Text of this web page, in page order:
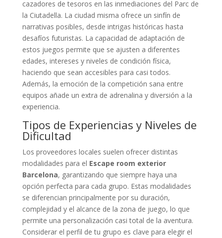
cazadores de tesoros en las inmediaciones del Parc de
la Ciutadella. La ciudad misma ofrece un sinfín de
narrativas posibles, desde intrigas históricas hasta
desafíos futuristas. La capacidad de adaptación de
estos juegos permite que se ajusten a diferentes
edades, intereses y niveles de condición física,
haciendo que sean accesibles para casi todos.
Además, la emoción de la competición sana entre
equipos añade un extra de adrenalina y diversión a la
experiencia.
Tipos de Experiencias y Niveles de
Dificultad
Los proveedores locales suelen ofrecer distintas
modalidades para el Escape room exterior
Barcelona, garantizando que siempre haya una
opción perfecta para cada grupo. Estas modalidades
se diferencian principalmente por su duración,
complejidad y el alcance de la zona de juego, lo que
permite una personalización casi total de la aventura.
Considerar el perfil de tu grupo es clave para elegir el